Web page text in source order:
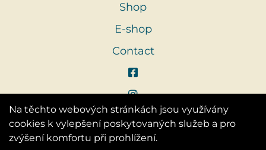
Shop
E-shop
Contact
Na těchto webových stránkách jsou využívány
cookies k vylepšení poskytovaných služeb a pro
zvýšení komfortu při prohlížení.